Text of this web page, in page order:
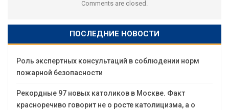
Comments are closed.
ПОСЛЕДНИЕ НОВОСТИ
Роль экспертных консультаций в соблюдении норм
пожарной безопасности
Рекордные 97 новых католиков в Москве. Факт
красноречиво говорит не о росте католицизма, а о